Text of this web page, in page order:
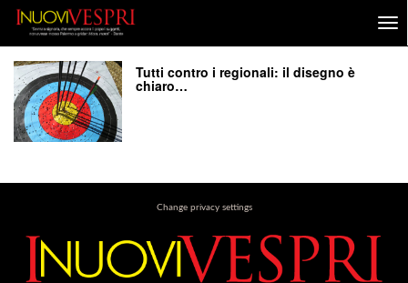
Tutti contro i regionali: il disegno è
chiaro…
Change privacy settings